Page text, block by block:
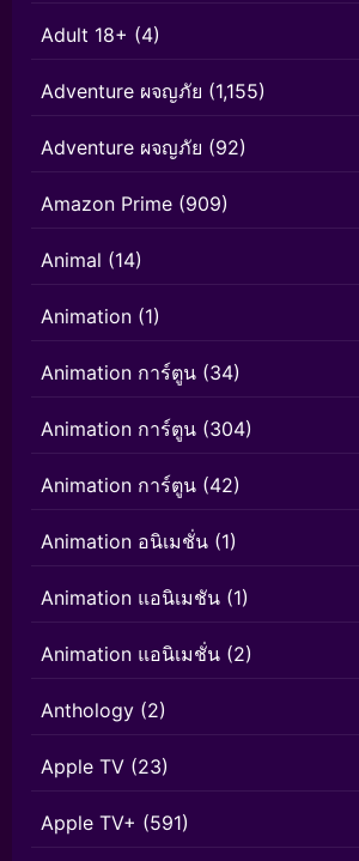
Adult 18+ (4)
Adventure ผจญภัย (1,155)
Adventure ผจญภัย (92)
Amazon Prime (909)
Animal (14)
Animation (1)
Animation การ์ตูน (34)
Animation การ์ตูน (304)
Animation การ์ตูน (42)
Animation อนิเมชั่น (1)
Animation แอนิเมชัน (1)
Animation แอนิเมชั่น (2)
Anthology (2)
Apple TV (23)
Apple TV+ (591)